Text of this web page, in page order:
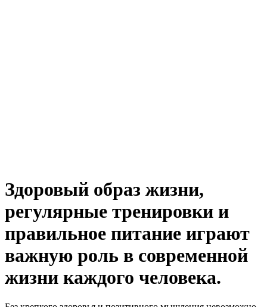
Здоровый образ жизни,
регулярные тренировки и
правильное питание играют
важную роль в современной
жизни каждого человека.